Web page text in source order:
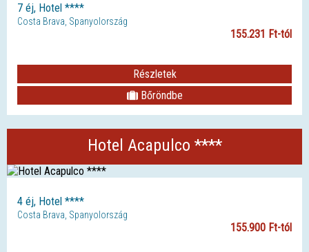
7 éj, Hotel ****
Costa Brava, Spanyolország
155.231 Ft-tól
Részletek
Bőröndbe
Hotel Acapulco ****
4 éj, Hotel ****
Costa Brava, Spanyolország
155.900 Ft-tól